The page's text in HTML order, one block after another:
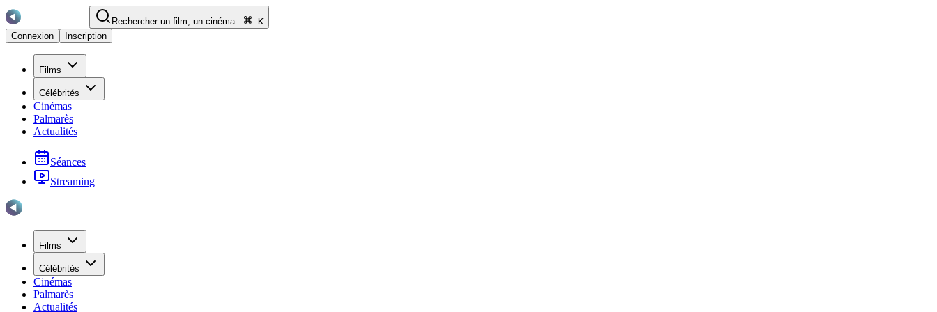
Rechercher un film, un cinéma...
K
Connexion
Inscription
Films
Célébrités
Cinémas
Palmarès
Actualités
Séances
Streaming
Films
Célébrités
Cinémas
Palmarès
Actualités